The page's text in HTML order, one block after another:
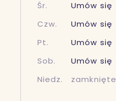
Śr.
Umów się
Czw.
Umów się
Pt.
Umów się
Sob.
Umów się
Niedz.
zamknięte